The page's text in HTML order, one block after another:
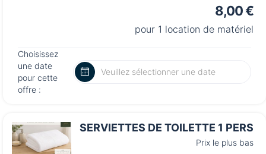
8,00 €
pour 1 location de matériel
Choisissez
une date
pour cette
offre :
SERVIETTES DE TOILETTE 1 PERS
Prix le plus bas